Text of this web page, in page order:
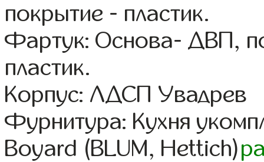
покрытие - пластик.
Фартук: Основа- ДВП,
пластик.
Корпус: ЛДСП Увадрев
Фурнитура: Кухня
Boyard (BLUM, Hettich)